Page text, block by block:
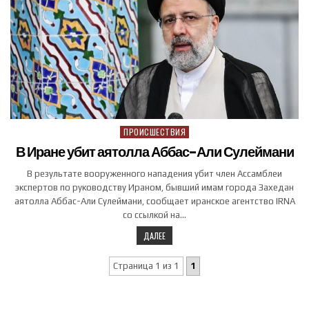
Posted in
ПРОИСШЕСТВИЯ
В Иране убит аятолла Аббас-Али Сулеймани
В результате вооруженного нападения убит член Ассамблеи
экспертов по руководству Ираном, бывший имам города Захедан
аятолла Аббас-Али Сулеймани, сообщает иранское агентство IRNA
со ссылкой на…
ДАЛЕЕ
Страница 1 из 1 1